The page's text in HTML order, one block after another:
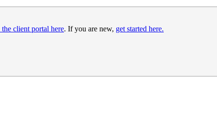
client portal here. If you are new, get started here.